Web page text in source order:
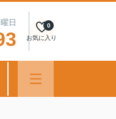
日
お気に入り
0